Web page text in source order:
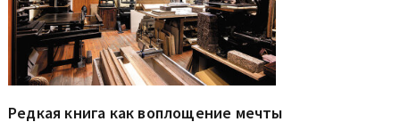
Редкая книга как воплощение мечты